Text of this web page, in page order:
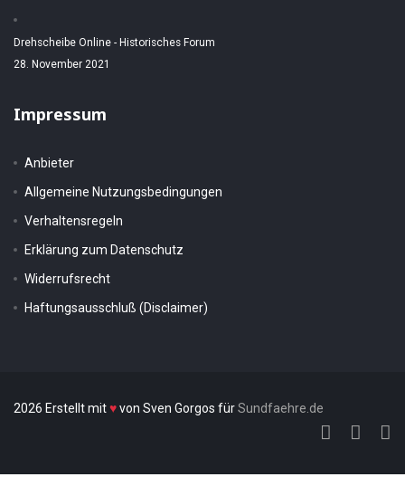
Drehscheibe Online - Historisches Forum
28. November 2021
Impressum
Anbieter
Allgemeine Nutzungsbedingungen
Verhaltensregeln
Erklärung zum Datenschutz
Widerrufsrecht
Haftungsausschluß (Disclaimer)
2026 Erstellt mit♥von Sven Gorgos fürSundfaehre.de